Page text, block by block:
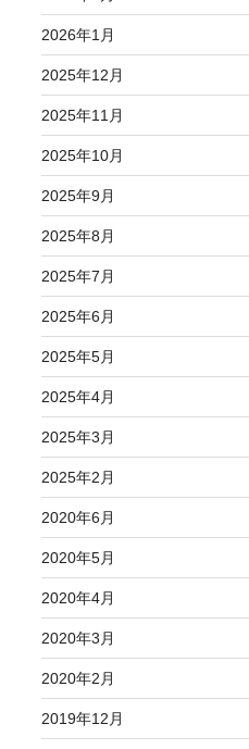
2026年1月
2025年12月
2025年11月
2025年10月
2025年9月
2025年8月
2025年7月
2025年6月
2025年5月
2025年4月
2025年3月
2025年2月
2020年6月
2020年5月
2020年4月
2020年3月
2020年2月
2019年12月